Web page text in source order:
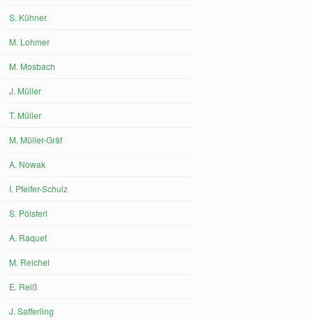
S. Kühner
M. Lohmer
M. Mosbach
J. Müller
T. Müller
M. Müller-Gräf
A. Nowak
I. Pfeifer-Schulz
S. Pölsterl
A. Raquet
M. Reichel
E. Reiß
J. Safferling